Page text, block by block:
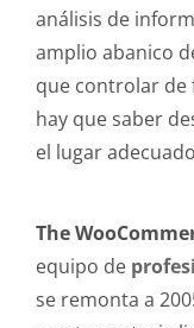
análisis de
amplio abanico
que controlar de
hay que saber
el lugar
The
equipo de
se remonta a